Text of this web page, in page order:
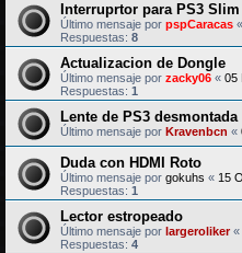
Interruprtor para PS3 Slim
Último mensaje por pspCaracas «
Respuestas: 8
Actualizacion de Dongle
Último mensaje por zacky06 « 05
Respuestas: 1
Lente de PS3 desmontada
Último mensaje por Kravenbcn «
Duda con HDMI Roto
Último mensaje por gokuhs « 15
Respuestas: 1
Lector estropeado
Último mensaje por largeroliker«
Respuestas: 4